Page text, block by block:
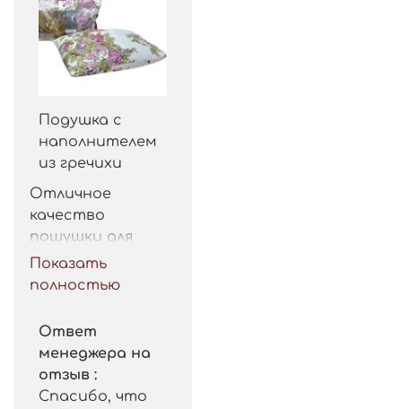
Подушка с
наполнителем
из гречихи
Отличное
качество
пошушки для
такой цены.
Рекомендую.
Показать
полностью
Ответ
менеджера на
отзыв :
Спасибо, что